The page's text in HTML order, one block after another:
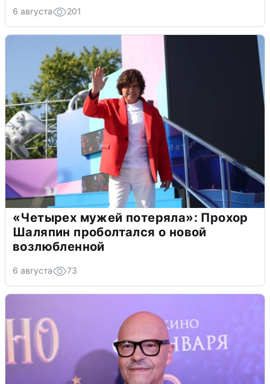
6 августа 201
«Четырех мужей потеряла»: Прохор
Шаляпин проболтался о новой
возлюбленной
6 августа 73